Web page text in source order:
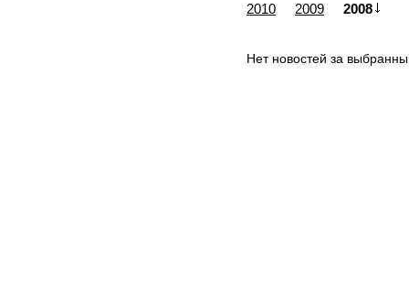
2010
2009 2008
Нет новостей за